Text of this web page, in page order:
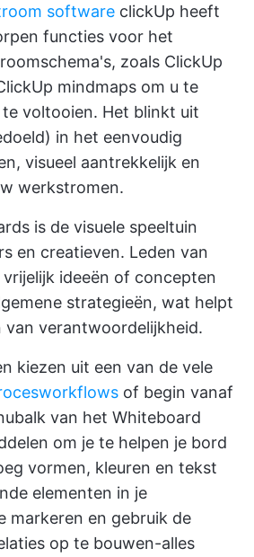
software clickUp heeft
functies voor het
zoals ClickUp
mindmaps om u te
voltooien. Het blinkt uit
in het eenvoudig
visueel aantrekkelijk en
werkstromen.
is de visuele speeltuin
en creatieven. Leden van
ideeën of concepten
strategieën, wat helpt
van verantwoordelijkheid.
kiezen uit een van de vele
of begin vanaf
van het Whiteboard
om je te helpen je bord
vormen, kleuren en tekst
elementen in je
markeren en gebruik de
op te bouwen-alles